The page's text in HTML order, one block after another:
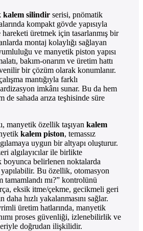
kalem silindir serisi, pnömatik
kompakt gövde yapısıyla
üretmek için tasarlanmış bir
montaj kolaylığı sağlayan
ve manyetik piston yapısı
bakım-onarım ve üretim hattı
bir çözüm olarak konumlanır.
mantığıyla farklı
imkânı sunar. Bu da hem
de sahada arıza teşhisinde süre
manyetik özellik taşıyan kalem
kalem piston, temassız
uygun bir altyapı oluşturur.
algılayıcılar ile birlikte
boyunca belirlenen noktalarda
Bu özellik, otomasyon
tamamlandı mı?” kontrolünü
eksik itme/çekme, gecikmeli geri
hızlı yakalanmasını sağlar.
üretim hatlarında, manyetik
proses güvenliği, izlenebilirlik ve
doğrudan ilişkilidir.